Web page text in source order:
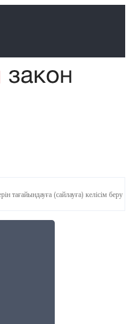
(сайлауға) келісім беру